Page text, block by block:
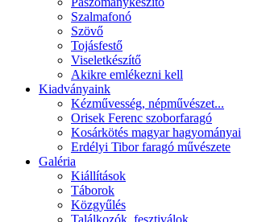
Szalmafonó
Szövő
Tojásfestő
Viseletkészítő
Akikre emlékezni kell
Kiadványaink
Kézművesség, népművészet...
Orisek Ferenc szoborfaragó
Kosárkötés magyar hagyományai
Erdélyi Tibor faragó művészete
Galéria
Kiállítások
Táborok
Közgyűlés
Találkozók, fesztiválok